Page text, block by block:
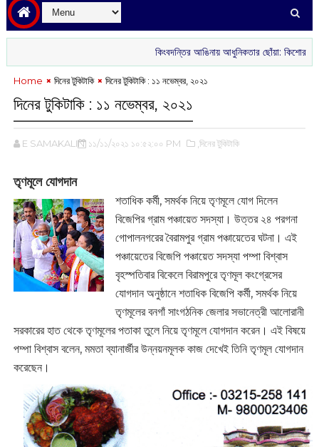
কিংবদন্তির আঙিনায় আধুনিকতার ছোঁয়া: কিশোর কুমারের
Home দিনের টুকিটাকি দিনের টুকিটাকি : ‌১১ নভেম্বর, ২০২১
দিনের টুকিটাকি : ‌১১ নভেম্বর, ২০২১
E SAMAKALIN ১১/১১/২০২১ ১০:৫২:০০ PM ,দিনের টুকিটাকি
তৃণমূলে যোগদান
শতাধিক কর্মী, সমর্থক নিয়ে তৃণমূলে যোগ দিলেন
বিজেপির গ্রাম পঞ্চায়েত সদস্যা। উত্তর ২৪ পরগনা
গোপালনগরের বৈরামপুর গ্রাম পঞ্চায়েতের ঘটনা। এই
পঞ্চায়েতের বিজেপি পঞ্চায়েত সদস্যা পম্পা বিশ্বাস
বৃহস্পতিবার বিকেলে বিরামপুরে তৃণমূল কংগ্রেসের
যোগদান অনুষ্ঠানে শতাধিক বিজেপি কর্মী, সমর্থক নিয়ে
তৃণমূলের বনগাঁ সাংগঠনিক জেলার সভানেত্রী আলোরানী
সরকারের হাত থেকে তৃণমূলের পতাকা তুলে নিয়ে তৃণমূলে যোগদান করেন। এই বিষয়ে
পম্পা বিশ্বাস বলেন, মমতা ব্যানার্জীর উন্নয়নমূলক কাজ দেখেই তিনি তৃণমূল যোগদান
করেছেন।‌